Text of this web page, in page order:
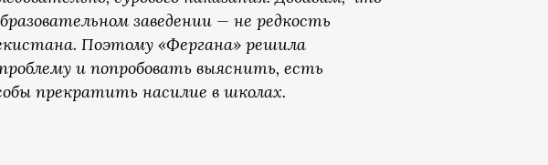
заведении — не редкость
Поэтому «Фергана» решила
и попробовать выяснить, есть
прекратить насилие в школах.